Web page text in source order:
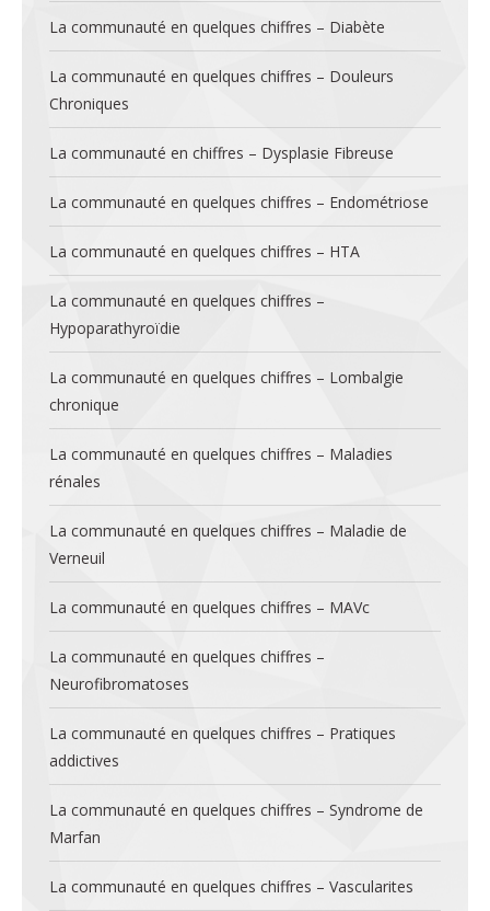
La communauté en quelques chiffres – Diabète
La communauté en quelques chiffres – Douleurs
Chroniques
La communauté en chiffres – Dysplasie Fibreuse
La communauté en quelques chiffres – Endométriose
La communauté en quelques chiffres – HTA
La communauté en quelques chiffres –
Hypoparathyroïdie
La communauté en quelques chiffres – Lombalgie
chronique
La communauté en quelques chiffres – Maladies
rénales
La communauté en quelques chiffres – Maladie de
Verneuil
La communauté en quelques chiffres – MAVc
La communauté en quelques chiffres –
Neurofibromatoses
La communauté en quelques chiffres – Pratiques
addictives
La communauté en quelques chiffres – Syndrome de
Marfan
La communauté en quelques chiffres – Vascularites